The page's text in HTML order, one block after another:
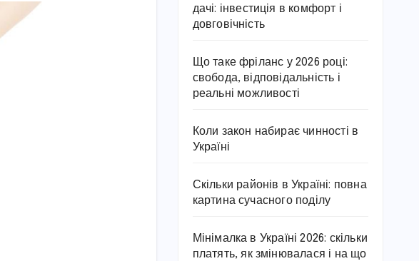
дачі: інвестиція в комфорт і
довговічність
Що таке фріланс у 2026 році:
свобода, відповідальність і
реальні можливості
Коли закон набирає чинності в
Україні
Скільки районів в Україні: повна
картина сучасного поділу
Мінімалка в Україні 2026: скільки
платять, як змінювалася і на що